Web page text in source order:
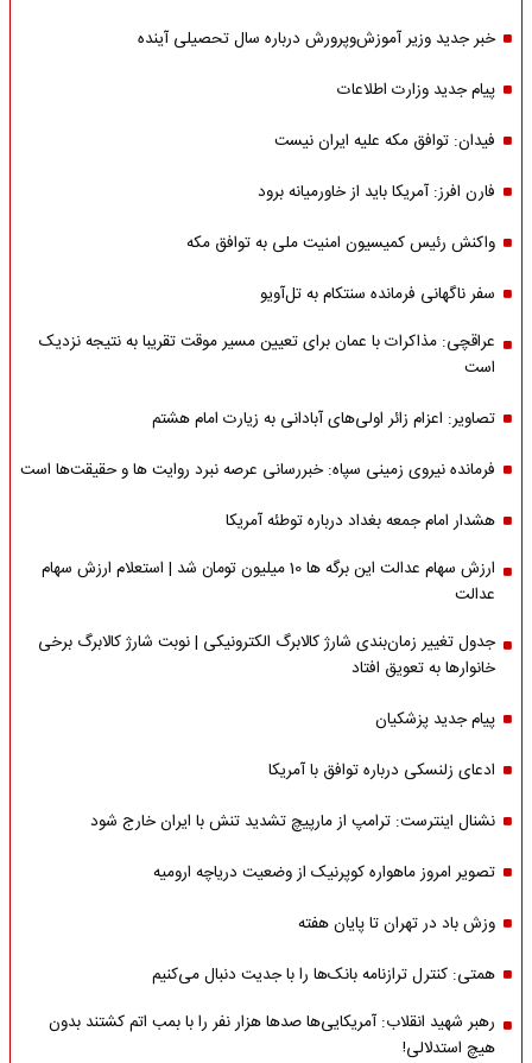
خبر جدید وزیر آموزش‌وپرورش درباره سال تحصیلی آینده
پیام جدید وزارت اطلاعات
فیدان: توافق مکه علیه ایران نیست
فارن افرز: آمریکا باید از خاورمیانه برود
واکنش رئیس کمیسیون امنیت ملی به توافق مکه
سفر ناگهانی فرمانده سنتکام به تل‌آویو
عراقچی: مذاکرات با عمان برای تعیین مسیر موقت تقریبا به نتیجه نزدیک
است
تصاویر: اعزام زائر اولی‌های آبادانی به زیارت امام هشتم
فرمانده نیروی زمینی سپاه: خبررسانی عرصه نبرد روایت ها و حقیقت‌ها است
هشدار امام جمعه بغداد درباره توطئه آمریکا
ارزش سهام عدالت این برگه ها 10 میلیون تومان شد | استعلام ارزش سهام
عدالت
جدول تغییر زمان‌بندی شارژ کالابرگ الکترونیکی | نوبت شارژ کالابرگ برخی
خانوارها به تعویق افتاد
پیام جدید پزشکیان
ادعای زلنسکی درباره توافق با آمریکا
نشنال اینترست: ترامپ از مارپیچ تشدید تنش با ایران خارج شود
تصویر امروز ماهواره کوپرنیک از وضعیت دریاچه ارومیه
وزش باد در تهران تا پایان هفته
همتی: کنترل ترازنامه بانک‌ها را با جدیت دنبال می‌کنیم
رهبر شهید انقلاب: آمریکایی‌ها صدها هزار نفر را با بمب اتم کشتند بدون
هیچ استدلالی!